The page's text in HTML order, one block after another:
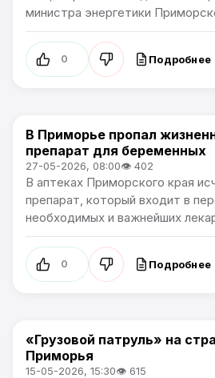
министра энергетики
0 Подробнее
Новости Приморского края
В Приморье пропал
препарат для беременных
27-05-2026, 08:00👁 402
В аптеках Приморского края
препарат, который входит в
необходимых и важнейших
0 Подробнее
Новости Приморского края
«Грузовой патруль» на
Приморья
15-05-2026, 15:30👁 615